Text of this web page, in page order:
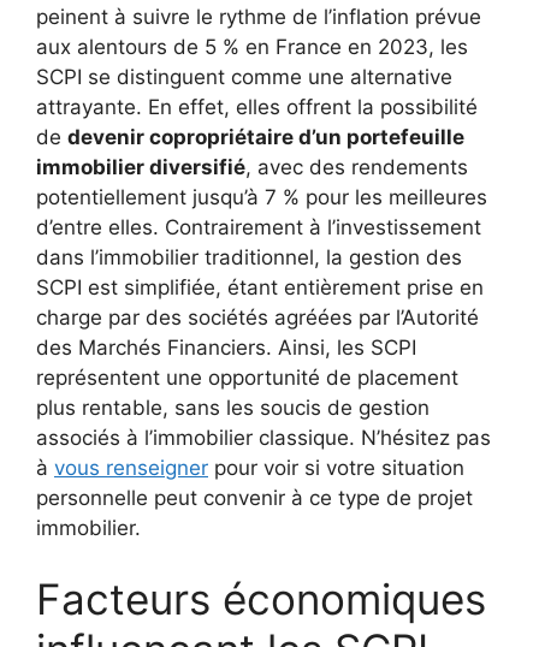
peinent à suivre le rythme de l’inflation prévue
aux alentours de 5 % en France en 2023, les
SCPI se distinguent comme une alternative
attrayante. En effet, elles offrent la possibilité
de devenir copropriétaire d’un portefeuille
immobilier diversifié, avec des rendements
potentiellement jusqu’à 7 % pour les meilleures
d’entre elles. Contrairement à l’investissement
dans l’immobilier traditionnel, la gestion des
SCPI est simplifiée, étant entièrement prise en
charge par des sociétés agréées par l’Autorité
des Marchés Financiers. Ainsi, les SCPI
représentent une opportunité de placement
plus rentable, sans les soucis de gestion
associés à l’immobilier classique. N’hésitez pas
à vous renseigner pour voir si votre situation
personnelle peut convenir à ce type de projet
immobilier.
Facteurs économiques